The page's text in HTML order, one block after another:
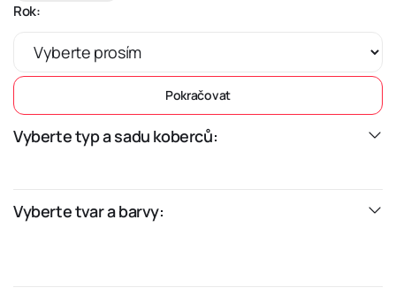
Rok:
Pokračovat
Vyberte typ a sadu koberců:
Vyberte tvar a barvy: